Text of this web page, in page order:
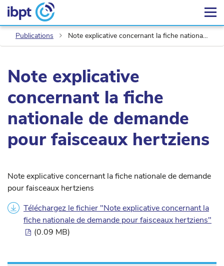
Publications Note explicative concernant la fiche nationale de demande pour faisceaux hertziens
Note explicative
concernant la fiche
nationale de demande
pour faisceaux hertziens
Note explicative concernant la fiche nationale de demande
pour faisceaux hertziens
Téléchargez le fichier "Note explicative concernant la
fiche nationale de demande pour faisceaux hertziens"
(0.09 MB)